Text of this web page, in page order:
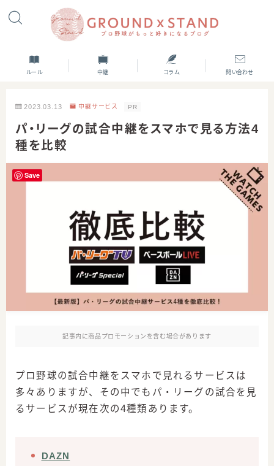
ルール 中継 コラム 問い合わせ
2023.03.13 中継サービス PR
パ・リーグの試合中継をスマホで見る方法4
種を比較
記事内に商品プロモーションを含む場合があります
プロ野球の試合中継をスマホで見れるサービスは
多々ありますが、その中でもパ・リーグの試合を見
るサービスが現在次の4種類あります。
DAZN
Save